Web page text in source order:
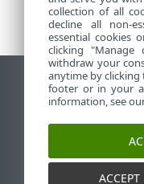
Visualizza sito
End of Life
ESET
ESET Status
collection of all
decline all non-
essential cookies
clicking
withdraw your
anytime by clicking
footer or in your
information, see